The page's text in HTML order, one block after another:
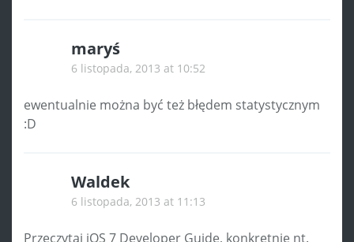
maryś
6 listopada, 2013 at 10:52
ewentualnie można być też błędem statystycznym
:D
Waldek
6 listopada, 2013 at 11:13
Przeczytaj iOS 7 Developer Guide, konkretnie nt.